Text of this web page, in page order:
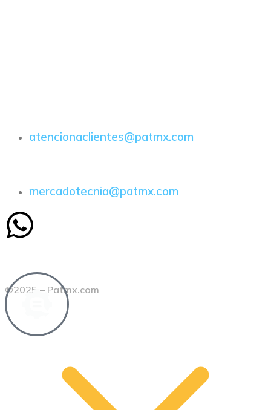
atencionaclientes@patmx.com
mercadotecnia@patmx.com
©2025 – Patmx.com